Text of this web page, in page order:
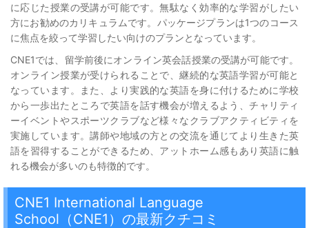
に応じた授業の受講が可能です。無駄なく効率的な学習がしたい
方にお勧めのカリキュラムです。パッケージプランは1つのコース
に焦点を絞って学習したい向けのプランとなっています。
CNE1では、留学前後にオンライン英会話授業の受講が可能です。
オンライン授業が受けられることで、継続的な英語学習が可能と
なっています。また、より実践的な英語を身に付けるために学校
から一歩出たところで英語を話す機会が増えるよう、チャリティ
ーイベントやスポーツクラブなど様々なクラブアクティビティを
実施しています。講師や地域の方との交流を通じてより生きた英
語を習得することができるため、アットホーム感もあり英語に触
れる機会が多いのも特徴的です。
CNE1 International Language
School（CNE1）の最新クチコミ